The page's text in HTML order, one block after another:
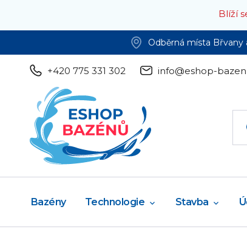
Blíží
Odběrná místa Břvany
+420 775 331 302 info@eshop-
Bazény Technologie Stavba